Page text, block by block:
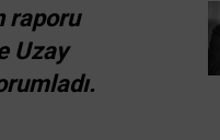
raporu
Uzay